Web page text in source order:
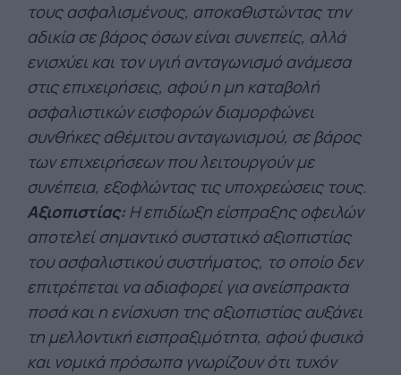
τους ασφαλισμένους, αποκαθιστώντας την
αδικία σε βάρος όσων είναι συνεπείς, αλλά
ενισχύει και τον υγιή ανταγωνισμό ανάμεσα
στις επιχειρήσεις, αφού η μη καταβολή
ασφαλιστικών εισφορών διαμορφώνει
συνθήκες αθέμιτου ανταγωνισμού, σε βάρος
των επιχειρήσεων που λειτουργούν με
συνέπεια, εξοφλώντας τις υποχρεώσεις τους.
Αξιοπιστίας: Η επιδίωξη είσπραξης οφειλών
αποτελεί σημαντικό συστατικό αξιοπιστίας
του ασφαλιστικού συστήματος, το οποίο δεν
επιτρέπεται να αδιαφορεί για ανείσπρακτα
ποσά και η ενίσχυση της αξιοπιστίας αυξάνει
τη μελλοντική εισπραξιμότητα, αφού φυσικά
και νομικά πρόσωπα γνωρίζουν ότι τυχόν